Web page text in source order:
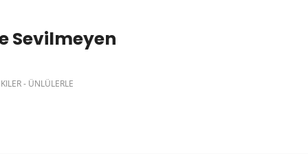
Sevilmeyen
- ÜNLÜLERLE